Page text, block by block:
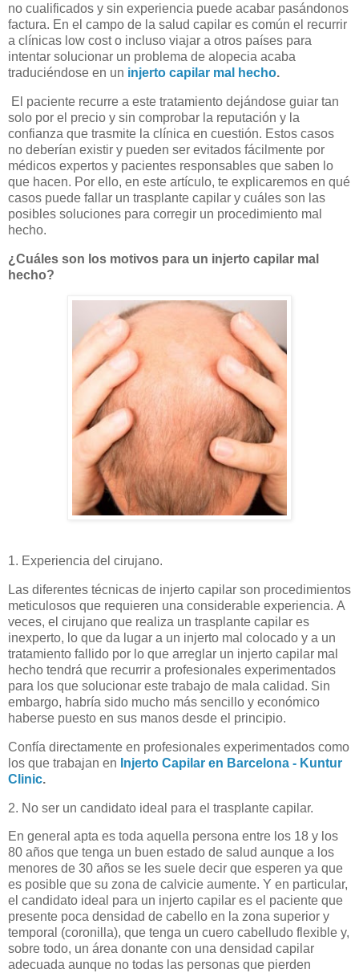
no cualificados y sin experiencia puede acabar pasándonos
factura. En el campo de la salud capilar es común el recurrir
a clínicas low cost o incluso viajar a otros países para
intentar solucionar un problema de alopecia acaba
traduciéndose en un injerto capilar mal hecho.
El paciente recurre a este tratamiento dejándose guiar tan
solo por el precio y sin comprobar la reputación y la
confianza que trasmite la clínica en cuestión. Estos casos
no deberían existir y pueden ser evitados fácilmente por
médicos expertos y pacientes responsables que saben lo
que hacen. Por ello, en este artículo, te explicaremos en qué
casos puede fallar un trasplante capilar y cuáles son las
posibles soluciones para corregir un procedimiento mal
hecho.
¿Cuáles son los motivos para un injerto capilar mal
hecho?
1. Experiencia del cirujano.
Las diferentes técnicas de injerto capilar son procedimientos
meticulosos que requieren una considerable experiencia. A
veces, el cirujano que realiza un trasplante capilar es
inexperto, lo que da lugar a un injerto mal colocado y a un
tratamiento fallido por lo que arreglar un injerto capilar mal
hecho tendrá que recurrir a profesionales experimentados
para los que solucionar este trabajo de mala calidad. Sin
embargo, habría sido mucho más sencillo y económico
haberse puesto en sus manos desde el principio.
Confía directamente en profesionales experimentados como
los que trabajan en Injerto Capilar en Barcelona - Kuntur
Clinic.
2. No ser un candidato ideal para el trasplante capilar.
En general apta es toda aquella persona entre los 18 y los
80 años que tenga un buen estado de salud aunque a los
menores de 30 años se les suele decir que esperen ya que
es posible que su zona de calvicie aumente. Y en particular,
el candidato ideal para un injerto capilar es el paciente que
presente poca densidad de cabello en la zona superior y
temporal (coronilla), que tenga un cuero cabelludo flexible y,
sobre todo, un área donante con una densidad capilar
adecuada aunque no todas las personas que pierden